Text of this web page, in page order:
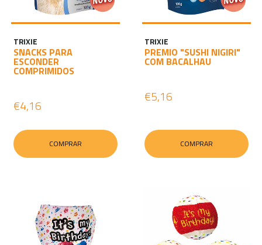
TRIXIE
SNACKS PARA
ESCONDER
COMPRIMIDOS
€4,16
COMPRAR
TRIXIE
PREMIO "SUSHI NIGIRI"
COM BACALHAU
€5,16
COMPRAR